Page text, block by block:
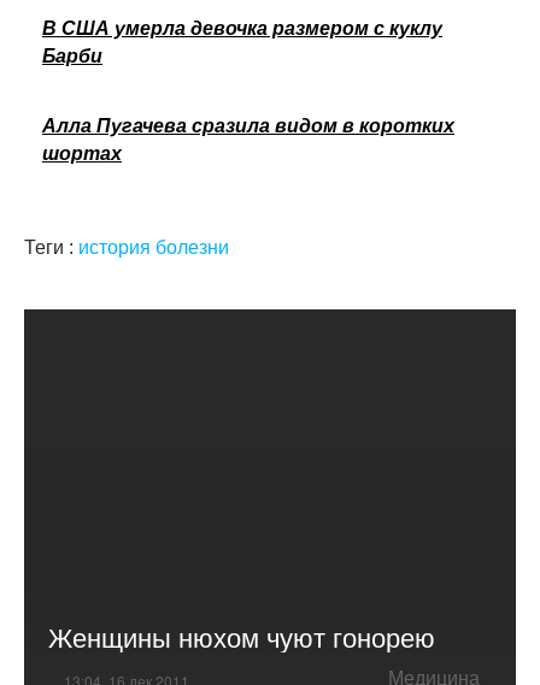
В США умерла девочка размером с куклу
Барби
Алла Пугачева сразила видом в коротких
шортах
Теги : история болезни
Женщины нюхом чуют гонорею
Медицина